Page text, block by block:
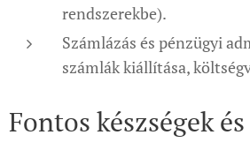
rendszerekbe).
Számlázás és pénzügyi
számlák kiállítása,
Fontos készségek